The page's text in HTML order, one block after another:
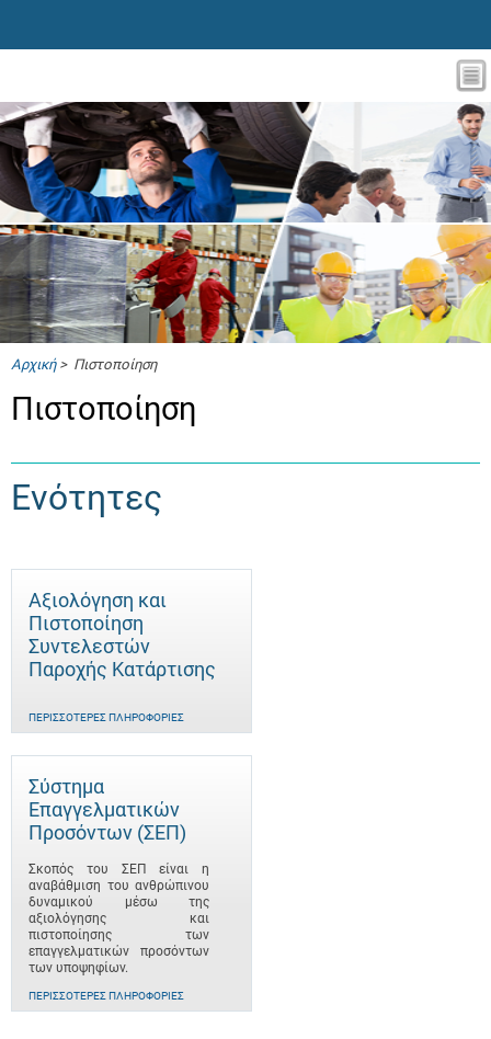
Αρχική> Πιστοποίηση
Πιστοποίηση
Ενότητες
Αξιολόγηση και
Πιστοποίηση
Συντελεστών
Παροχής Κατάρτισης
ΠΕΡΙΣΣΌΤΕΡΕΣ ΠΛΗΡΟΦΟΡΊΕΣ
Σύστημα
Επαγγελματικών
Προσόντων (ΣΕΠ)
Σκοπός του ΣΕΠ είναι η
αναβάθμιση του ανθρώπινου
δυναμικού μέσω της
αξιολόγησης και
πιστοποίησης των
επαγγελματικών προσόντων
των υποψηφίων.
ΠΕΡΙΣΣΌΤΕΡΕΣ ΠΛΗΡΟΦΟΡΊΕΣ